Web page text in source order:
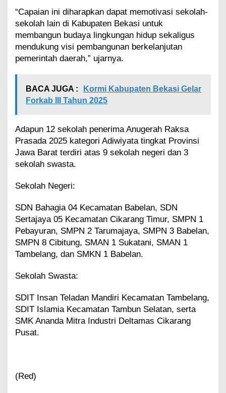
“Capaian ini diharapkan dapat memotivasi sekolah-
sekolah lain di Kabupaten Bekasi untuk
membangun budaya lingkungan hidup sekaligus
mendukung visi pembangunan berkelanjutan
pemerintah daerah,” ujarnya.
BACA JUGA :
Kormi Kabupaten Bekasi Gelar
Forkab III Tahun 2025
Adapun 12 sekolah penerima Anugerah Raksa
Prasada 2025 kategori Adiwiyata tingkat Provinsi
Jawa Barat terdiri atas 9 sekolah negeri dan 3
sekolah swasta.
Sekolah Negeri:
SDN Bahagia 04 Kecamatan Babelan, SDN
Sertajaya 05 Kecamatan Cikarang Timur, SMPN 1
Pebayuran, SMPN 2 Tarumajaya, SMPN 3 Babelan,
SMPN 8 Cibitung, SMAN 1 Sukatani, SMAN 1
Tambelang, dan SMKN 1 Babelan.
Sekolah Swasta:
SDIT Insan Teladan Mandiri Kecamatan Tambelang,
SDIT Islamia Kecamatan Tambun Selatan, serta
SMK Ananda Mitra Industri Deltamas Cikarang
Pusat.
(Red)